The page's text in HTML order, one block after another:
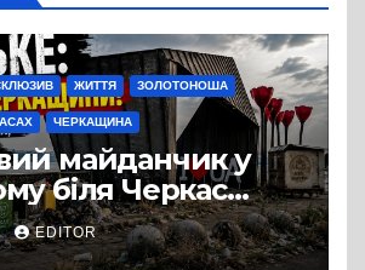
ЖИТТЯ ЗОЛОТОНОША
ЧЕРКАЩИНА
майданчик у
біля Черкас
на занедбане
EDITOR